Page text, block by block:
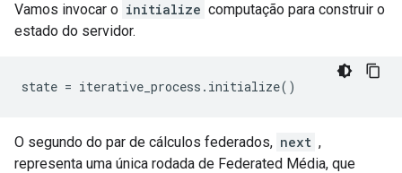
Vamos invocar o initialize computação para construir o
estado do servidor.
state = iterative_process . initialize()
O segundo do par de cálculos federados, next ,
representa uma única rodada de Federated Média, que